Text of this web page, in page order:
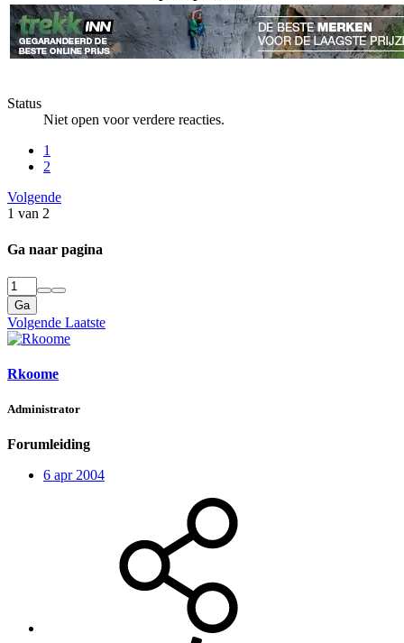
Status
Niet open voor verdere reacties.
1
2
Volgende
1 van 2
Ga naar pagina
Ga
Volgende Laatste
Rkoome
Administrator
Forumleiding
6 apr 2004